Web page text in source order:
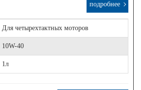
подробнее
Для четырехтактных моторов
10W-40
1л